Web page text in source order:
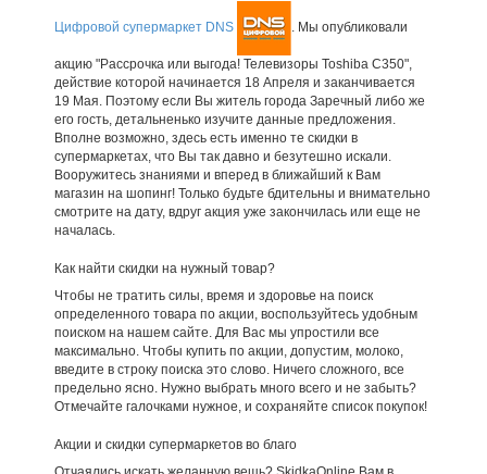
Цифровой супермаркет DNS . Мы опубликовали
акцию "Рассрочка или выгода! Телевизоры Toshiba С350",
действие которой начинается 18 Апреля и заканчивается
19 Мая. Поэтому если Вы житель города Заречный либо же
его гость, детальненько изучите данные предложения.
Вполне возможно, здесь есть именно те скидки в
супермаркетах, что Вы так давно и безутешно искали.
Вооружитесь знаниями и вперед в ближайший к Вам
магазин на шопинг! Только будьте бдительны и внимательно
смотрите на дату, вдруг акция уже закончилась или еще не
началась.
Как найти скидки на нужный товар?
Чтобы не тратить силы, время и здоровье на поиск
определенного товара по акции, воспользуйтесь удобным
поиском на нашем сайте. Для Вас мы упростили все
максимально. Чтобы купить по акции, допустим, молоко,
введите в строку поиска это слово. Ничего сложного, все
предельно ясно. Нужно выбрать много всего и не забыть?
Отмечайте галочками нужное, и сохраняйте список покупок!
Акции и скидки супермаркетов во благо